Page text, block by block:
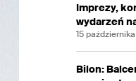
Imprezy,
wydarzeń
15 października
Bilon: